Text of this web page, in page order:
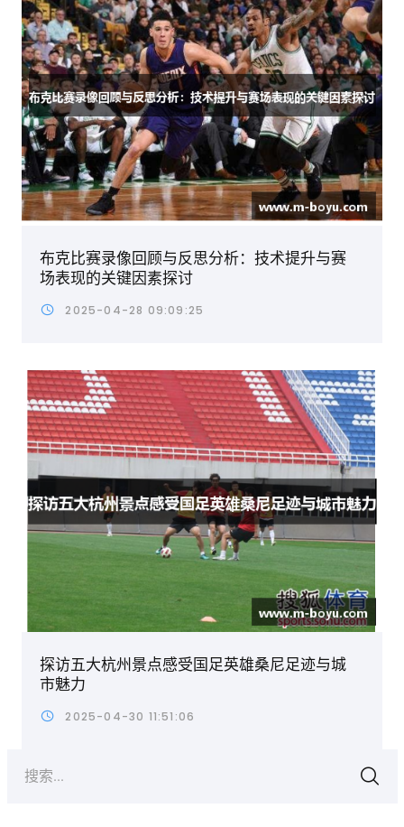
布克比赛录像回顾与反思分析：技术提升与赛
场表现的关键因素探讨
2025-04-28 09:09:25
探访五大杭州景点感受国足英雄桑尼足迹与城
市魅力
2025-04-30 11:51:06
搜索...